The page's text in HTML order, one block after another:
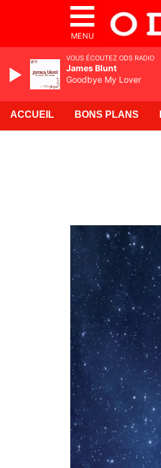
MENU
ACCUEIL BONS PLANS
VOUS ÉCOUTEZ ODS RADIO
James Blunt
Goodbye My Lover